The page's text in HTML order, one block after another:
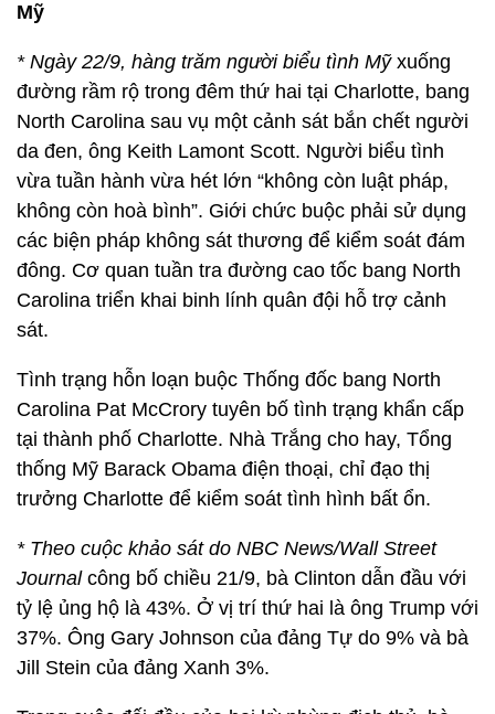
Mỹ
* Ngày 22/9, hàng trăm người biểu tình Mỹxuống
đường rầm rộ trong đêm thứ hai tại Charlotte, bang
North Carolina sau vụ một cảnh sát bắn chết người
da đen, ông Keith Lamont Scott. Người biểu tình
vừa tuần hành vừa hét lớn “không còn luật pháp,
không còn hoà bình”. Giới chức buộc phải sử dụng
các biện pháp không sát thương để kiểm soát đám
đông. Cơ quan tuần tra đường cao tốc bang North
Carolina triển khai binh lính quân đội hỗ trợ cảnh
sát.
Tình trạng hỗn loạn buộc Thống đốc bang North
Carolina Pat McCrory tuyên bố tình trạng khẩn cấp
tại thành phố Charlotte. Nhà Trắng cho hay, Tổng
thống Mỹ Barack Obama điện thoại, chỉ đạo thị
trưởng Charlotte để kiểm soát tình hình bất ổn.
* Theo cuộc khảo sát do NBC News/Wall Street
Journalcông bố chiều 21/9, bà Clinton dẫn đầu với
tỷ lệ ủng hộ là 43%. Ở vị trí thứ hai là ông Trump với
37%. Ông Gary Johnson của đảng Tự do 9% và bà
Jill Stein của đảng Xanh 3%.